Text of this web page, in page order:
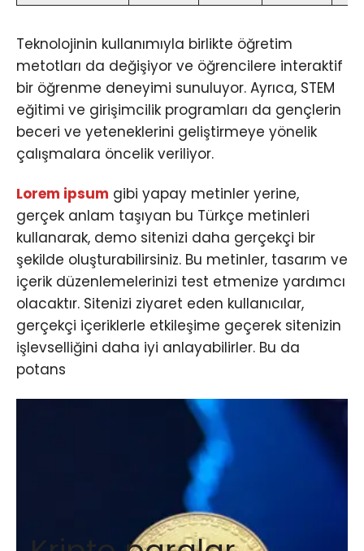
Teknolojinin kullanımıyla birlikte öğretim
metotları da değişiyor ve öğrencilere interaktif
bir öğrenme deneyimi sunuluyor. Ayrıca, STEM
eğitimi ve girişimcilik programları da gençlerin
beceri ve yeteneklerini geliştirmeye yönelik
çalışmalara öncelik veriliyor.
Lorem ipsum gibi yapay metinler yerine,
gerçek anlam taşıyan bu Türkçe metinleri
kullanarak, demo sitenizi daha gerçekçi bir
şekilde oluşturabilirsiniz. Bu metinler, tasarım ve
içerik düzenlemelerinizi test etmenize yardımcı
olacaktır. Sitenizi ziyaret eden kullanıcılar,
gerçekçi içeriklerle etkileşime geçerek sitenizin
işlevselliğini daha iyi anlayabilirler. Bu da
potans